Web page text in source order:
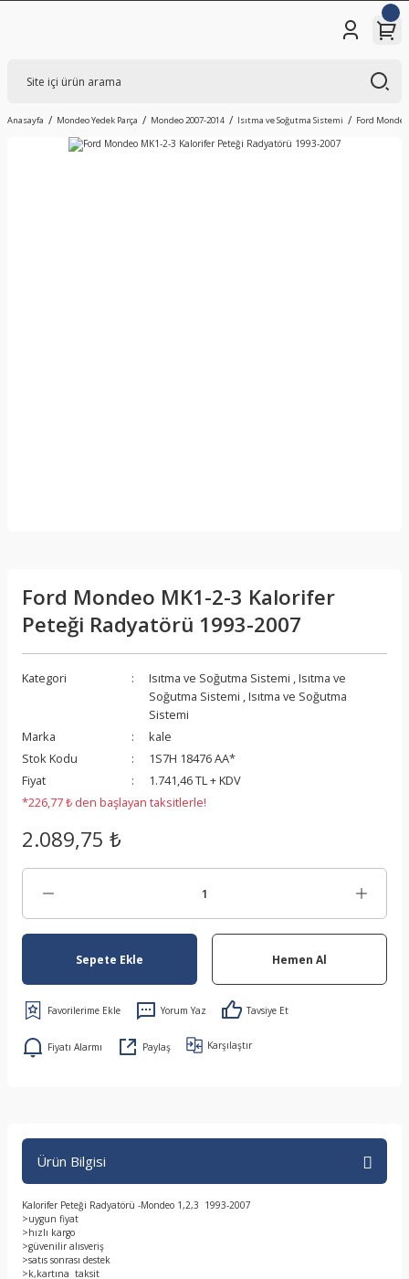
Anasayfa Mondeo Yedek Parça Mondeo 2007-2014 Isıtma ve Soğutma Sistemi Ford
Ford Mondeo MK1-2-3 Kalorifer
Peteği Radyatörü 1993-2007
Kategori Isıtma ve Soğutma Sistemi ,Isıtma ve
Soğutma Sistemi ,Isıtma ve Soğutma
Sistemi
Marka
kale
Stok Kodu
1S7H 18476 AA*
Fiyat
1.741,46 TL + KDV
*226,77 ₺ den başlayan taksitlerle!
2.089,75 ₺
Sepete Ekle Hemen Al
Yorum Yaz Tavsiye Et
Fiyatı Alarmı Paylaş Karşılaştır
Ürün Bilgisi
Kalorifer Peteği Radyatörü -Mondeo 1,2,3 1993-2007
>uygun fiyat
>hızlı kargo
>güvenilir alısveriş
>satıs sonrası destek
>k,kartına taksit